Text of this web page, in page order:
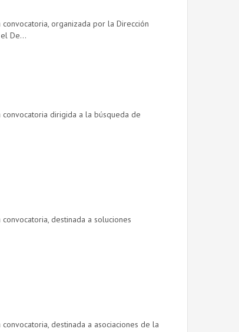
organizada por la Dirección
De...
dirigida a la búsqueda de
destinada a soluciones
destinada a asociaciones de la